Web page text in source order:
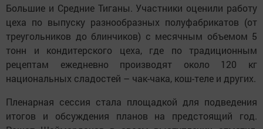
Большие и Средние Тиганы. Участники оценили работу
цеха по выпуску разнообразных полуфабрикатов (от
треугольников до блинчиков) с месячным объемом 5
тонн и кондитерского цеха, где по традиционным
рецептам ежедневно производят около 120 кг
национальных сладостей – чак-чака, кош-теле и других.
Пленарная сессия стала площадкой для подведения
итогов и обсуждения планов на предстоящий год.